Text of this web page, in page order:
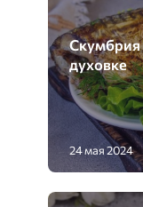
Скумбрия
духовке
24 мая 2024